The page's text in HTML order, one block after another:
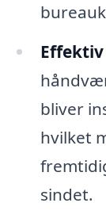
bliver
hvilket
sindet.